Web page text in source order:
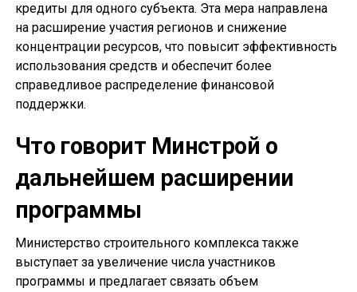
кредиты для одного субъекта. Эта мера направлена
на расширение участия регионов и снижение
концентрации ресурсов, что повысит эффективность
использования средств и обеспечит более
справедливое распределение финансовой
поддержки.
Что говорит Минстрой о
дальнейшем расширении
программы
Министерство строительного комплекса также
выступает за увеличение числа участников
программы и предлагает связать объем